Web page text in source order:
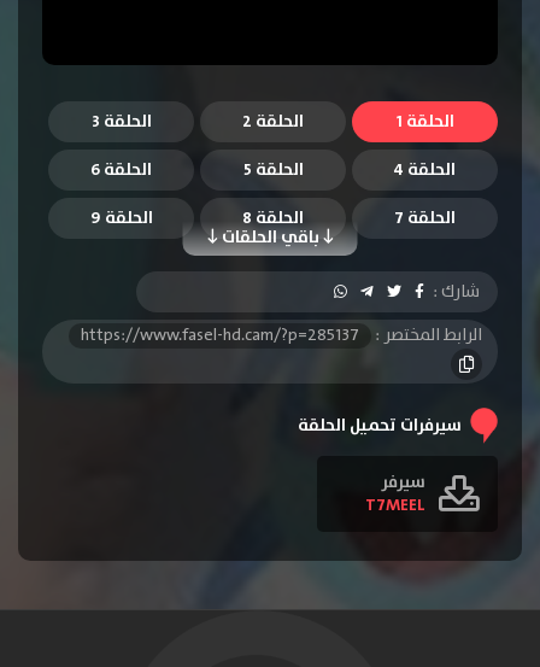
الحلقة 1 الحلقة 2
الحلقة 3
الحلقة 4
الحلقة 5 الحلقة 6
باقي الحلقات
الحلقة 7 الحلقة 8
الحلقة 9
الحلقة 10
الحلقة 11
الحلقة 13
الحلقة 14
الحلقة 15
الحلقة 25
الحلقة 28
الحلقة 29
الحلقة 30
الحلقة 31
الحلقة 32
الحلقة 33
شارك :
الرابط المختصر :
https://www.fasel-hd.cam/?p=285137
سيرفرات تحميل الحلقة
سيرفر
T7MEEL